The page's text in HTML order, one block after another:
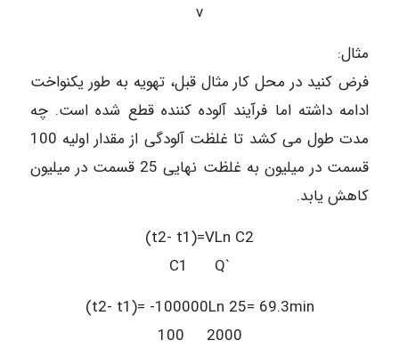
v
مثال:
فرض کنید در محل کار مثال قبل، تهویه به طور یکنواخت
ادامه داشته اما فرآیند آلوده کننده قطع شده است. چه
مدت طول می کشد تا غلظت آلودگی از مقدار اولیه 100
قسمت در میلیون به غلظت نهایی 25 قسمت در میلیون
کاهش یابد.
(t2- t1)=VLn C2
C1 Q`
(t2- t1)= -100000Ln 25= 69.3min
100 2000